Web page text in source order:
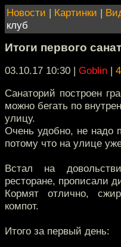
Новости | Картинки |
клуб
Итоги первого
03.10.17 10:30 | Goblin |
Санаторий построен
можно бегать по
улицу.
Очень удобно, не надо
потому что на улице
Встал на
ресторане, прописали
Кормят отлично,
компот.
Итого за первый день: